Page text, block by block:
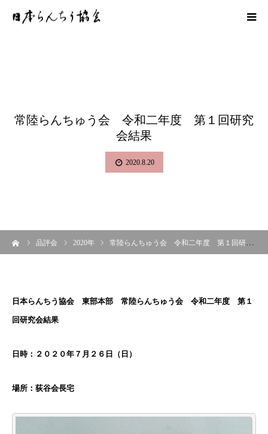
常陸らんちゅう会 令和二年度 第１回研究
会結果
2020.8.20
品評会 2020年 常陸らんちゅう会 令和二年度 第１回研究会結果
日本らんちう協会 東部本部 常陸らんちゅう会 令和二年度 第１
回研究会結果
日時：２０２０年７月２６日（日）
場所：荻谷会長宅